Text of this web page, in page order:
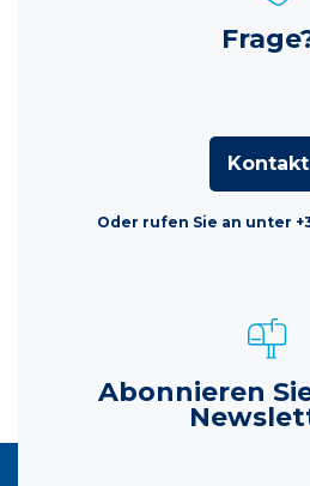
Kontakt
Oder rufen Sie an unter
Abonnieren